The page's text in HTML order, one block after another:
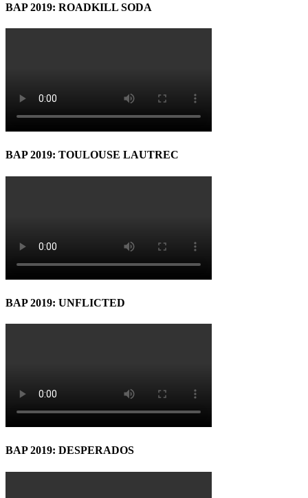
BAP 2019: ROADKILL SODA
BAP 2019: TOULOUSE LAUTREC
BAP 2019: UNFLICTED
BAP 2019: DESPERADOS